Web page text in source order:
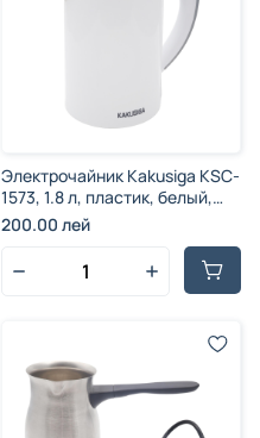
Электрочайник Kakusiga KSC-
1573, 1.8 л, пластик, белый,
1500 Вт
200.00 лей